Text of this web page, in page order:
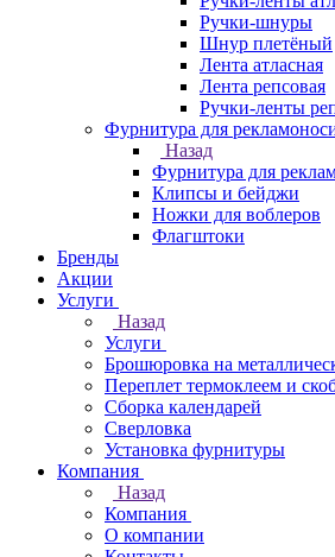
Ручки-шнуры
Шнур плетёный
Лента атласная
Лента репсовая
Ручки-ленты
Фурнитура для
Назад
Фурнитура для
Клипсы и бeйджи
Ножки для воблеров
Флагштоки
Бренды
Акции
Услуги
Назад
Услуги
Брошюровка на
Переплет термоклеем и
Сборка календарей
Сверловка
Установка фурнитуры
Компания
Назад
Компания
О компании